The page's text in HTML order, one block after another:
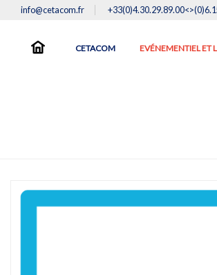
info@cetacom.fr
CETACOM EVÉNEMENTIEL ET